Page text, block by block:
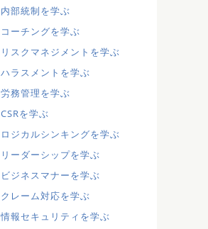
内部統制を学ぶ
コーチングを学ぶ
リスクマネジメントを学ぶ
ハラスメントを学ぶ
労務管理を学ぶ
CSRを学ぶ
ロジカルシンキングを学ぶ
リーダーシップを学ぶ
ビジネスマナーを学ぶ
クレーム対応を学ぶ
情報セキュリティを学ぶ